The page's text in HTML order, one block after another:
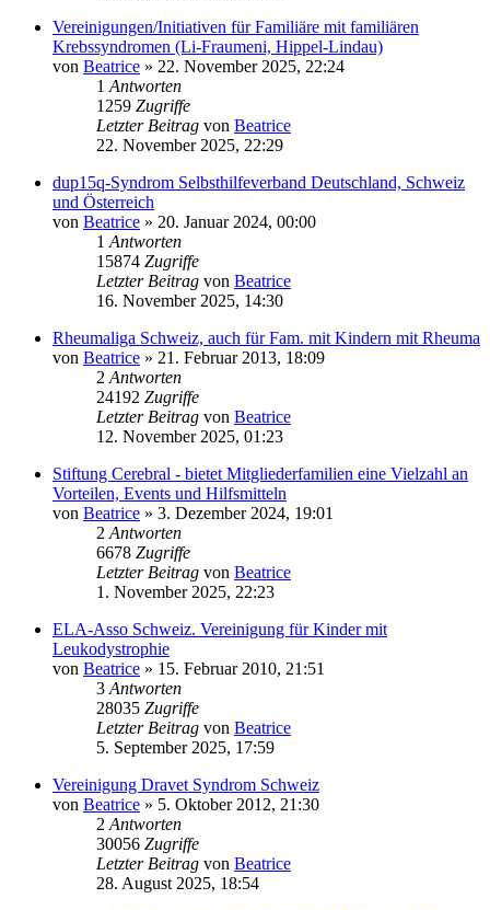
Vereinigungen/Initiativen für Familiäre mit familiären
Krebssyndromen (Li-Fraumeni, Hippel-Lindau)
von Beatrice » 22. November 2025, 22:24
1 Antworten
1259 Zugriffe
Letzter Beitrag von Beatrice
22. November 2025, 22:29
dup15q-Syndrom Selbsthilfeverband Deutschland, Schweiz
und Österreich
von Beatrice » 20. Januar 2024, 00:00
1 Antworten
15874 Zugriffe
Letzter Beitrag von Beatrice
16. November 2025, 14:30
Rheumaliga Schweiz, auch für Fam. mit Kindern mit Rheuma
von Beatrice » 21. Februar 2013, 18:09
2 Antworten
24192 Zugriffe
Letzter Beitrag von Beatrice
12. November 2025, 01:23
Stiftung Cerebral - bietet Mitgliederfamilien eine Vielzahl an
Vorteilen, Events und Hilfsmitteln
von Beatrice » 3. Dezember 2024, 19:01
2 Antworten
6678 Zugriffe
Letzter Beitrag von Beatrice
1. November 2025, 22:23
ELA-Asso Schweiz. Vereinigung für Kinder mit
Leukodystrophie
von Beatrice » 15. Februar 2010, 21:51
3 Antworten
28035 Zugriffe
Letzter Beitrag von Beatrice
5. September 2025, 17:59
Vereinigung Dravet Syndrom Schweiz
von Beatrice » 5. Oktober 2012, 21:30
2 Antworten
30056 Zugriffe
Letzter Beitrag von Beatrice
28. August 2025, 18:54